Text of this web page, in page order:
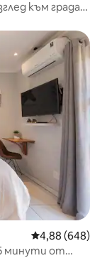
към града
Средна
4,88 (648)
минути от